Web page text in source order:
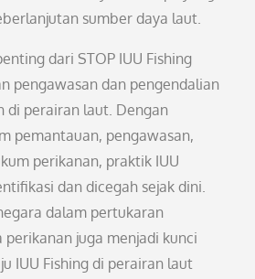
sumber daya laut.
dari STOP IUU Fishing
pengawasan dan pengendalian
di perairan laut. Dengan
pemantauan, pengawasan,
perikanan, praktik IUU
dan dicegah sejak dini.
dalam pertukaran
juga menjadi kunci
IUU Fishing di perairan laut